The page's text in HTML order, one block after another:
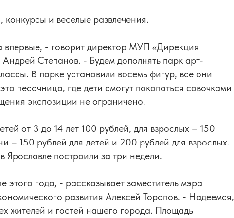
и веселые развлечения.
впервые, - говорит директор МУП «Дирекция
Андрей Степанов. - Будем дополнять парк арт-
В парке установили восемь фигур, все они
песочница, где дети смогут покопаться совочками
экспозиции не ограничено.
от 3 до 14 лет 100 рублей, для взрослых – 150
– 150 рублей для детей и 200 рублей для взрослых.
Ярославле построили за три недели.
этого года, - рассказывает заместитель мэра
развития Алексей Торопов. - Надеемся,
жителей и гостей нашего города. Площадь